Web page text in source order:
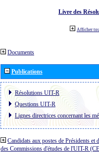
Livre des
Afficher
Documents
Publications
Résolutions UIT-R
Questions UIT-R
Lignes directrices concernant les
Candidats aux postes de Présidents et
des Commissions d'études de l'UIT-R